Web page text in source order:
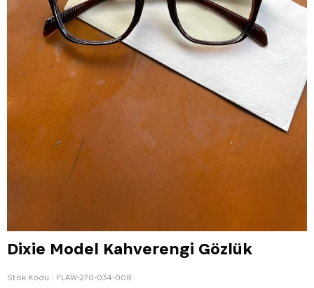
Dixie Model Kahverengi Gözlük
Stok Kodu
FLAW-270-034-008